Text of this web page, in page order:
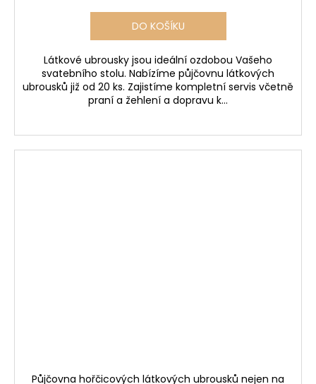
DO KOŠÍKU
Látkové ubrousky jsou ideální ozdobou Vašeho
svatebního stolu. Nabízíme půjčovnu látkových
ubrousků již od 20 ks. Zajistíme kompletní servis včetně
praní a žehlení a dopravu k...
Půjčovna hořčicových látkových ubrousků nejen na